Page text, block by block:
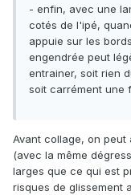
- enfin, avec une
cotés de l'ipé,
appuie sur les
engendrée peut
entrainer, soit rien
soit carrément une
Avant collage, on peut
(avec la même
larges que ce qui est
risques de glissement